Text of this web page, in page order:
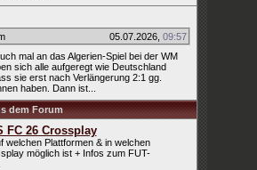
05.07.2026, 09:57
mal an das Algerien-Spiel bei der WM
sich alle aufgeregt wie Deutschland
sie erst nach Verlängerung 2:1 gg.
haben. Dann ist...
dem Forum
FC 26 Crossplay
welchen Plattformen & in welchen
möglich ist + Infos zum FUT-